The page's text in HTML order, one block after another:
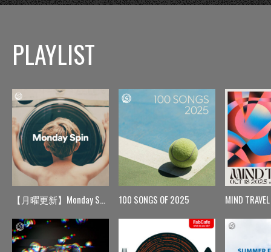
PLAYLIST
【月曜更新】Monday Spin 100 SONGS OF 2025 MIND TRAVEL